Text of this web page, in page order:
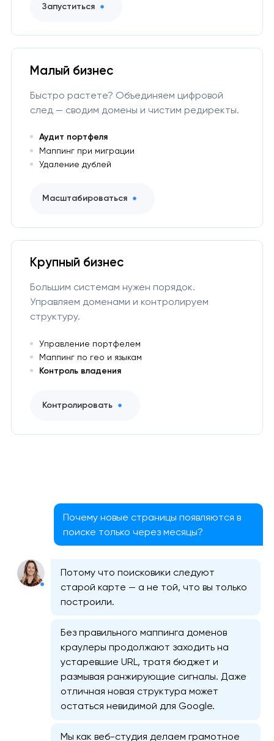
Запуститься
Малый бизнес
Быстро растете? Объединяем цифровой
след — сводим домены и чистим редиректы.
Аудит портфеля
Маппинг при миграции
Удаление дублей
Масштабироваться
Крупный бизнес
Большим системам нужен порядок.
Управляем доменами и контролируем
структуру.
Управление портфелем
Маппинг по гео и языкам
Контроль владения
Контролировать
Почему новые страницы появляются в
поиске только через месяцы?
Потому что поисковики следуют
старой карте — а не той, что вы только
построили.
Без правильного маппинга доменов
краулеры продолжают заходить на
устаревшие URL, тратя бюджет и
размывая ранжирующие сигналы. Даже
отличная новая структура может
остаться невидимой для Google.
Мы как веб-студия делаем грамотное